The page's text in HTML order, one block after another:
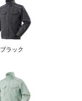
ブラック